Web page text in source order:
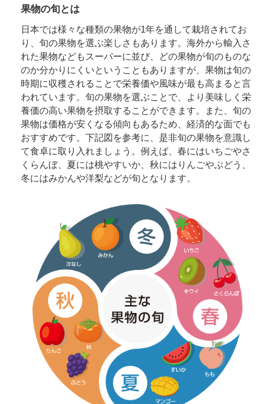
果物の旬とは
日本では様々な種類の果物が1年を通して栽培されてお
り、旬の果物を選ぶ楽しさもあります。海外から輸入さ
れた果物などもスーパーに並び、どの果物が旬のものな
のか分かりにくいということもありますが、果物は旬の
時期に収穫されることで栄養価や風味が最も高まると言
われています。旬の果物を選ぶことで、より美味しく栄
養価の高い果物を摂取することができます。また、旬の
果物は価格が安くなる傾向もあるため、経済的な面でも
おすすめです。下記図を参考に、是非旬の果物を意識し
て食卓に取り入れましょう。例えば、春にはいちごやさ
くらんぼ、夏には桃やすいか、秋にはりんごやぶどう、
冬にはみかんや洋梨などが旬となります。